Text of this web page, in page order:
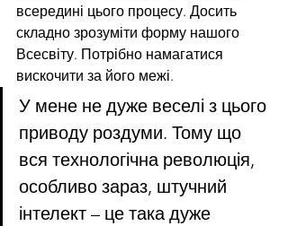
всередині цього процесу. Досить
складно зрозуміти форму нашого
Всесвіту. Потрібно намагатися
вискочити за його межі.
У мене не дуже веселі з цього
приводу роздуми. Тому що
вся технологічна революція,
особливо зараз, штучний
інтелект – це така дуже